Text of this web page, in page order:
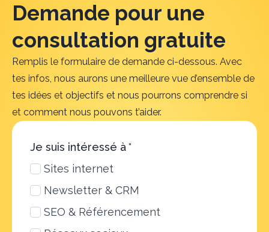
Demande pour une
consultation gratuite
Remplis le formulaire de demande ci-dessous. Avec
tes infos, nous aurons une meilleure vue d’ensemble de
tes idées et objectifs et nous pourrons comprendre si
et comment nous pouvons t’aider.
Je suis intéressé à*
Sites internet
Newsletter & CRM
SEO & Référencement